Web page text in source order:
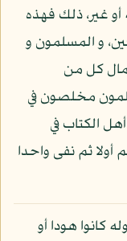
غير، ذلك فهذه
و المسلمون و
كل من
مخلصون في
الكتاب في
ثم نفى واحدا
كانوا هودا أو